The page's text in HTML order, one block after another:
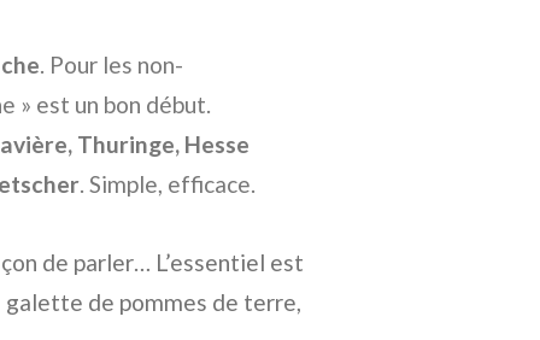
. Pour les non-
» est un bon début.
Thuringe, Hesse
. Simple, efficace.
de parler… L’essentiel est
de pommes de terre,